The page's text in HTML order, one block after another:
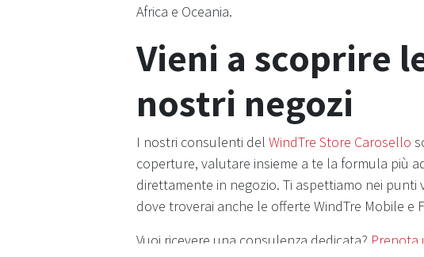
Africa e Oceania.
Vieni a scoprire
nostri negozi
I nostri consulenti del WindTre Store Carosello
coperture, valutare insieme a te la formula più
direttamente in negozio. Ti aspettiamo nei punti
dove troverai anche le offerte WindTre Mobile
Vuoi ricevere una consulenza dedicata? Prenota